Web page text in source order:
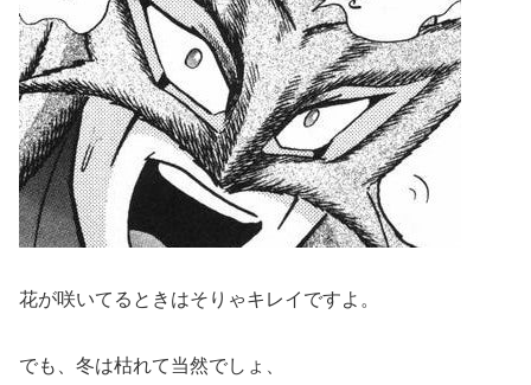
花が咲いてるときはそりゃキレイですよ。
でも、冬は枯れて当然でしょ、